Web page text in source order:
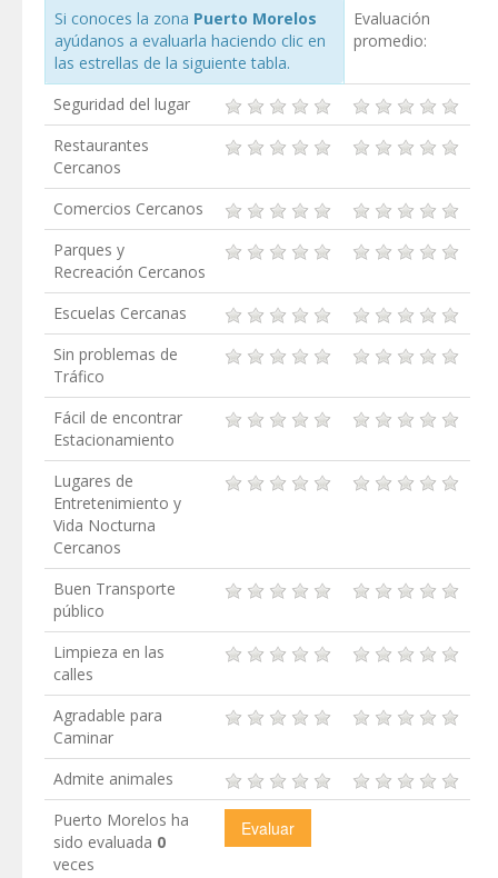
Si conoces la zona Puerto Morelos
ayúdanos a evaluarla haciendo clic en
las estrellas de la siguiente tabla.
Evaluación
promedio:
Seguridad del lugar
Restaurantes
Cercanos
Comercios Cercanos
Parques y
Recreación Cercanos
Escuelas Cercanas
Sin problemas de
Tráfico
Fácil de encontrar
Estacionamiento
Lugares de
Entretenimiento y
Vida Nocturna
Cercanos
Buen Transporte
público
Limpieza en las
calles
Agradable para
Caminar
Admite animales
Puerto Morelos ha
sido evaluada 0
veces